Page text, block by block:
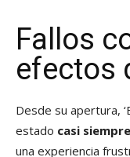
Fallos
efectos
Desde su apertura,
estado casi
una experiencia